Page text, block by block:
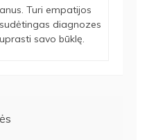
Turi empatijos
diagnozes
savo būklę.